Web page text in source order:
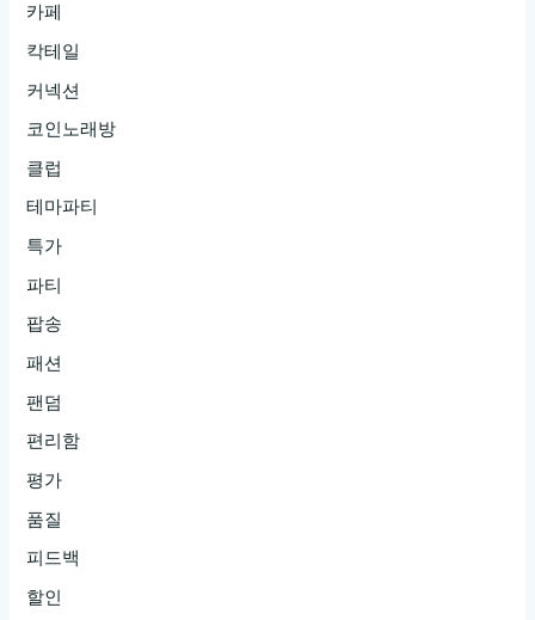
카페
칵테일
커넥션
코인노래방
클럽
테마파티
특가
파티
팝송
패션
팬덤
편리함
평가
품질
피드백
할인